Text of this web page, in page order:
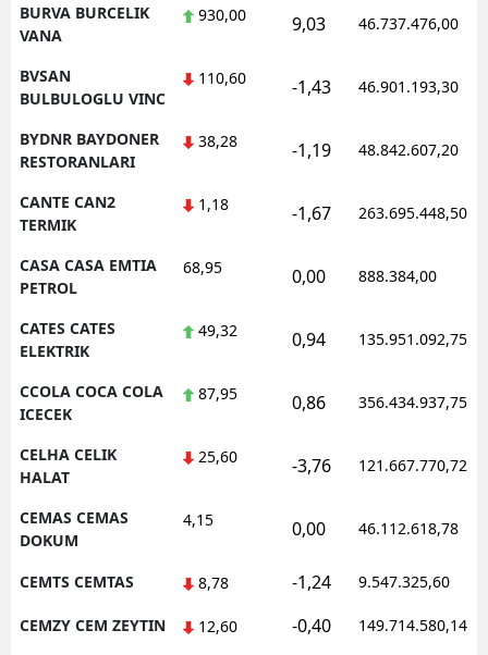
BURVA BURCELIK
VANA
930,00 9,03 46.737.476,00
BVSAN
BULBULOGLU VINC
110,60 -1,43 46.901.193,30
BYDNR BAYDONER
RESTORANLARI
38,28 -1,19 48.842.607,20
CANTE CAN2
TERMIK
1,18 -1,67 263.695.448,50
CASA CASA EMTIA
PETROL
68,95 0,00 888.384,00
CATES CATES
ELEKTRIK
49,32 0,94 135.951.092,75
CCOLA COCA COLA
ICECEK
87,95 0,86 356.434.937,75
CELHA CELIK
HALAT
25,60 -3,76 121.667.770,72
CEMAS CEMAS
DOKUM
4,15 0,00 46.112.618,78
CEMTS CEMTAS 8,78 -1,24 9.547.325,60
CEMZY CEM ZEYTIN 12,60 -0,40 149.714.580,14